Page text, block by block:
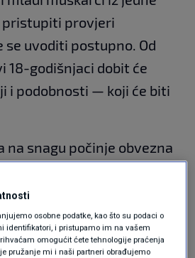
provjeri
se uvoditi postupno. Od
18-godišnjaci dobit će
i podobnosti — koji će biti
na snagu počinje obvezna
se obuhvatiti cijeli naraštaj,
Razmatrano izvlačenje
više se neće provoditi.
osobne podatke, kao što su podaci o
identifikatori, i pristupamo im na vašem
omogućit ćete tehnologije praćenja
pružanje mi i naši partneri obrađujemo